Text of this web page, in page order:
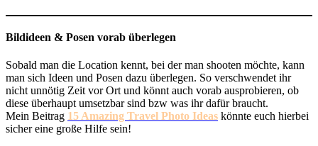
Bildideen & Posen vorab überlegen
Sobald man die Location kennt, bei der man shooten möchte, kann
man sich Ideen und Posen dazu überlegen. So verschwendet ihr
nicht unnötig Zeit vor Ort und könnt auch vorab ausprobieren, ob
diese überhaupt umsetzbar sind bzw was ihr dafür braucht.
Mein Beitrag 15 Amazing Travel Photo Ideas könnte euch hierbei
sicher eine große Hilfe sein!